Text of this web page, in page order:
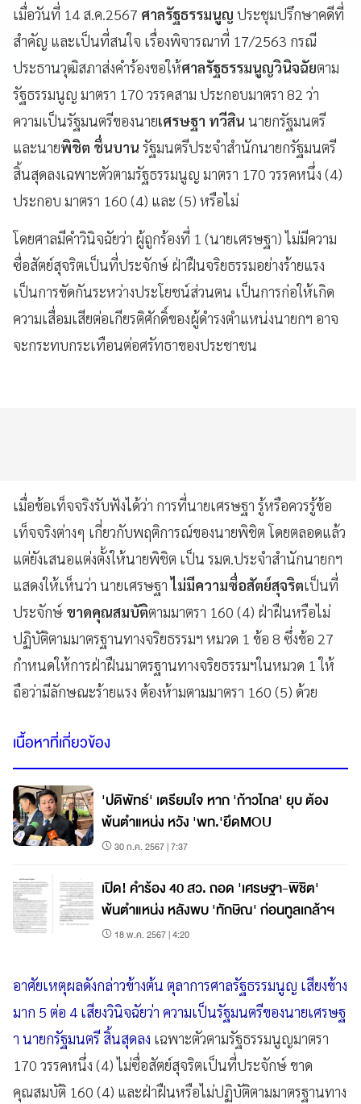
เมื่อวันที่ 14 ส.ค.2567 ศาลรัฐธรรมนูญ ประชุมปรึกษาคดีที่
สำคัญ และเป็นที่สนใจ เรื่องพิจารณาที่ 17/2563 กรณี
ประธานวุฒิสภาส่งคำร้องขอให้ศาลรัฐธรรมนูญวินิจฉัยตาม
รัฐธรรมนูญ มาตรา 170 วรรคสาม ประกอบมาตรา 82 ว่า
ความเป็นรัฐมนตรีของนายเศรษฐา ทวีสิน นายกรัฐมนตรี
และนายพิชิต ชื่นบาน รัฐมนตรีประจำสำนักนายกรัฐมนตรี
สิ้นสุดลงเฉพาะตัวตามรัฐธรรมนูญ มาตรา 170 วรรคหนึ่ง (4)
ประกอบ มาตรา 160 (4) และ (5) หรือไม่
โดยศาลมีคำวินิจฉัยว่า ผู้ถูกร้องที่ 1 (นายเศรษฐา) ไม่มีความ
ซื่อสัตย์สุจริตเป็นที่ประจักษ์ ฝ่าฝืนจริยธรรมอย่างร้ายแรง
เป็นการขัดกันระหว่างประโยชน์ส่วนตน เป็นการก่อให้เกิด
ความเสื่อมเสียต่อเกียรติศักดิ์ของผู้ดำรงตำแหน่งนายกฯ อาจ
จะกระทบกระเทือนต่อศรัทธาของประชาชน
เมื่อข้อเท็จจริงรับฟังได้ว่า การที่นายเศรษฐา รู้หรือควรรู้ข้อ
เท็จจริงต่างๆ เกี่ยวกับพฤติการณ์ของนายพิชิต โดยตลอดแล้ว
แต่ยังเสนอแต่งตั้งให้นายพิชิต เป็น รมต.ประจำสำนักนายกฯ
แสดงให้เห็นว่า นายเศรษฐาไม่มีความซื่อสัตย์สุจริตเป็นที่
ประจักษ์ ขาดคุณสมบัติตามมาตรา 160 (4) ฝ่าฝืนหรือไม่
ปฏิบัติตามมาตรฐานทางจริยธรรมฯ หมวด 1 ข้อ 8 ซึ่งข้อ 27
กำหนดให้การฝ่าฝืนมาตรฐานทางจริยธรรมฯในหมวด 1 ให้
ถือว่ามีลักษณะร้ายแรง ต้องห้ามตามมาตรา 160 (5) ด้วย
เนื้อหาที่เกี่ยวข้อง
'ปดิพัทธ์' เตรียมใจ หาก 'ก้าวไกล' ยุบ ต้อง
พ้นตำแหน่ง หวัง 'พท.'ยึดMOU
30 ก.ค. 2567 | 7:37
เปิด! คำร้อง 40 สว. ถอด 'เศรษฐา-พิชิต'
พ้นตำแหน่ง หลังพบ 'ทักษิณ' ก่อนทูลเกล้าฯ
18 พ.ค. 2567 | 4:20
อาศัยเหตุผลดังกล่าวข้างต้น ตุลาการศาลรัฐธรรมนูญ เสียงข้าง
มาก 5 ต่อ 4 เสียงวินิจฉัยว่า ความเป็นรัฐมนตรีของนายเศรษฐ
า นายกรัฐมนตรี สิ้นสุดลง เฉพาะตัวตามรัฐธรรมนูญมาตรา
170 วรรคหนึ่ง (4) ไม่ซื่อสัตย์สุจริตเป็นที่ประจักษ์ ขาด
คุณสมบัติ 160 (4) และฝ่าฝืนหรือไม่ปฏิบัติตามมาตรฐานทาง